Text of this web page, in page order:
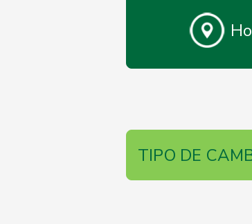
TIPO DE